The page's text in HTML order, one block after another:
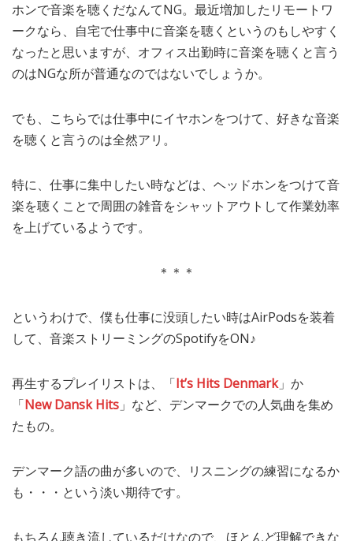
ホンで音楽を聴くだなんてNG。最近増加したリモートワ
ークなら、自宅で仕事中に音楽を聴くというのもしやすく
なったと思いますが、オフィス出勤時に音楽を聴くと言う
のはNGな所が普通なのではないでしょうか。
でも、こちらでは仕事中にイヤホンをつけて、好きな音楽
を聴くと言うのは全然アリ。
特に、仕事に集中したい時などは、ヘッドホンをつけて音
楽を聴くことで周囲の雑音をシャットアウトして作業効率
を上げているようです。
＊＊＊
というわけで、僕も仕事に没頭したい時はAirPodsを装着
して、音楽ストリーミングのSpotifyをON♪
再生するプレイリストは、「It’s Hits Denmark」か
「New Dansk Hits 」など、デンマークでの人気曲を集め
たもの。
デンマーク語の曲が多いので、リスニングの練習になるか
も・・・という淡い期待です。
もちろん聴き流しているだけなので、ほとんど理解できな